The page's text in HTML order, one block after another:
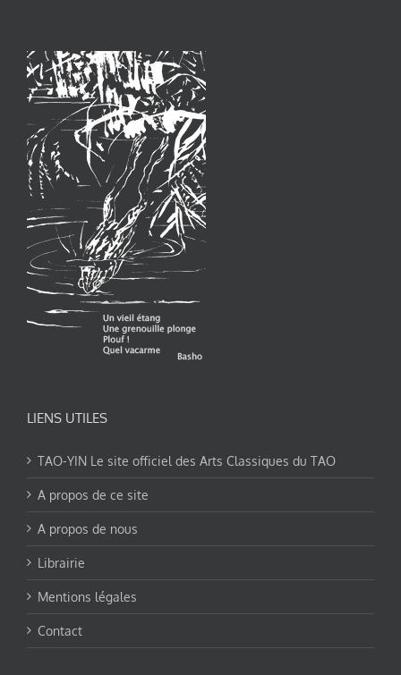
LIENS UTILES
TAO-YIN Le site officiel des Arts Classiques du TAO
A propos de ce site
A propos de nous
Librairie
Mentions légales
Contact